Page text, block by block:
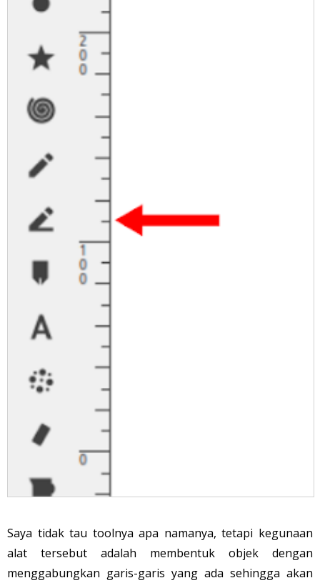
Saya tidak tau toolnya apa namanya, tetapi kegunaan
alat tersebut adalah membentuk objek dengan
menggabungkan garis-garis yang ada sehingga akan